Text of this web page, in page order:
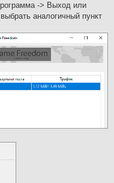
-> Выход или
аналогичный пункт